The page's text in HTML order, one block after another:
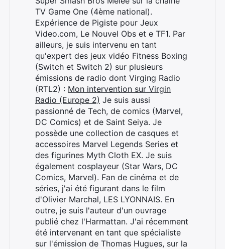
TV Game One (4ème national).
Expérience de Pigiste pour Jeux
Video.com, Le Nouvel Obs et e TF1. Par
ailleurs, je suis intervenu en tant
qu'expert des jeux vidéo Fitness Boxing
(Switch et Switch 2) sur plusieurs
émissions de radio dont Virging Radio
(RTL2) : Mon intervention sur Virgin
Radio (Europe 2) Je suis aussi
passionné de Tech, de comics (Marvel,
DC Comics) et de Saint Seiya. Je
possède une collection de casques et
accessoires Marvel Legends Series et
des figurines Myth Cloth EX. Je suis
également cosplayeur (Star Wars, DC
Comics, Marvel). Fan de cinéma et de
séries, j'ai été figurant dans le film
d'Olivier Marchal, LES LYONNAIS. En
outre, je suis l'auteur d'un ouvrage
publié chez l'Harmattan. J'ai récemment
été intervenant en tant que spécialiste
sur l'émission de Thomas Hugues, sur la
Rechercher
: